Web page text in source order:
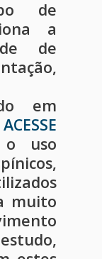
de
a
de
em
ACESSE
uso
muito